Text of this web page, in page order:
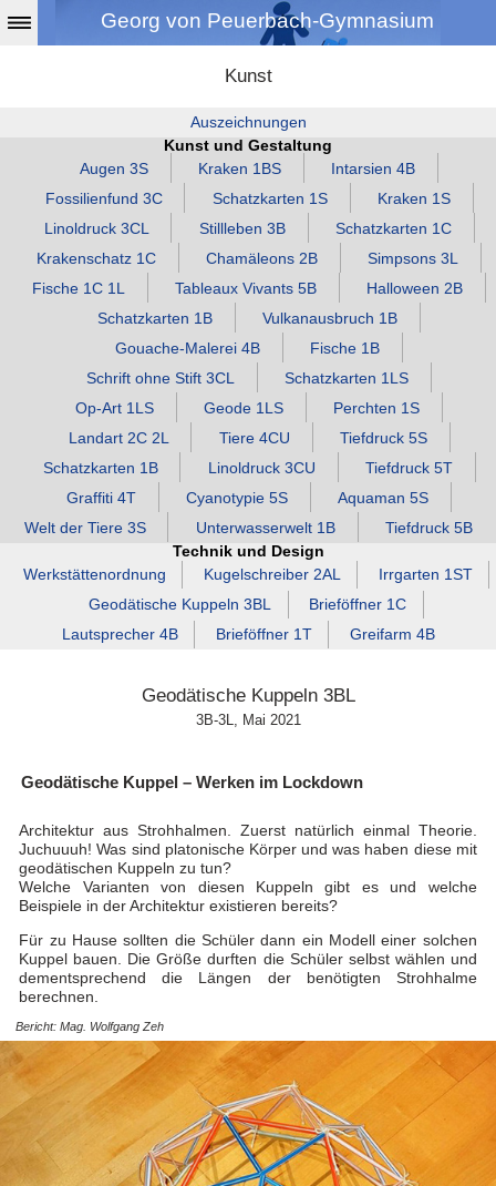
Georg von Peuerbach-Gymnasium
Kunst
Auszeichnungen
Kunst und Gestaltung
Augen 3S
Kraken 1BS
Intarsien 4B
Fossilienfund 3C
Schatzkarten 1S
Kraken 1S
Linoldruck 3CL
Stillleben 3B
Schatzkarten 1C
Krakenschatz 1C
Chamäleons 2B
Simpsons 3L
Fische 1C 1L
Tableaux Vivants 5B
Halloween 2B
Schatzkarten 1B
Vulkanausbruch 1B
Gouache‑Malerei 4B
Fische 1B
Schrift ohne Stift 3CL
Schatzkarten 1LS
Op‑Art 1LS
Geode 1LS
Perchten 1S
Landart 2C 2L
Tiere 4CU
Tiefdruck 5S
Schatzkarten 1B
Linoldruck 3CU
Tiefdruck 5T
Graffiti 4T
Cyanotypie 5S
Aquaman 5S
Welt der Tiere 3S
Unterwasserwelt 1B
Tiefdruck 5B
Technik und Design
Werkstättenordnung
Kugelschreiber 2AL
Irrgarten 1ST
Geodätische Kuppeln 3BL
Brieföffner 1C
Lautsprecher 4B
Brieföffner 1T Greifarm 4B
Geodätische Kuppeln 3BL
3B-3L, Mai 2021
Geodätische Kuppel – Werken im Lockdown
Architektur aus Strohhalmen. Zuerst natürlich einmal Theorie.
Juchuuuh! Was sind platonische Körper und was haben diese mit
geodätischen Kuppeln zu tun?
Welche Varianten von diesen Kuppeln gibt es und welche
Beispiele in der Architektur existieren bereits?
Für zu Hause sollten die Schüler dann ein Modell einer solchen
Kuppel bauen. Die Größe durften die Schüler selbst wählen und
dementsprechend die Längen der benötigten Strohhalme
berechnen.
Bericht: Mag. Wolfgang Zeh